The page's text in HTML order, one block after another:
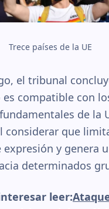
Trece países de la UE
el tribunal
compatible con
de la
considerar que
expresión y genera
determinados
leer: